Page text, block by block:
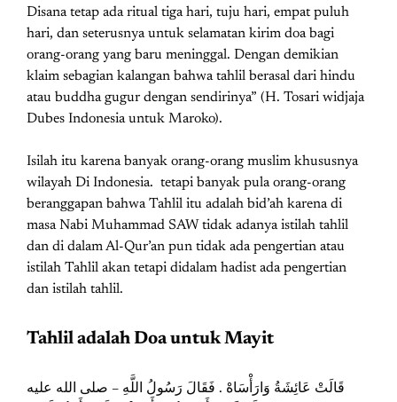
Disana tetap ada ritual tiga hari, tuju hari, empat puluh
hari, dan seterusnya untuk selamatan kirim doa bagi
orang-orang yang baru meninggal. Dengan demikian
klaim sebagian kalangan bahwa tahlil berasal dari hindu
atau buddha gugur dengan sendirinya” (H. Tosari widjaja
Dubes Indonesia untuk Maroko).
Isilah itu karena banyak orang-orang muslim khususnya
wilayah Di Indonesia. tetapi banyak pula orang-orang
beranggapan bahwa Tahlil itu adalah bid’ah karena di
masa Nabi Muhammad SAW tidak adanya istilah tahlil
dan di dalam Al-Qur’an pun tidak ada pengertian atau
istilah Tahlil akan tetapi didalam hadist ada pengertian
dan istilah tahlil.
Tahlil adalah Doa untuk Mayit
قَالَتْ عَائِشَةُ وَارَأْسَاهْ . فَقَالَ رَسُولُ اللَّهِ – صلى الله عليه